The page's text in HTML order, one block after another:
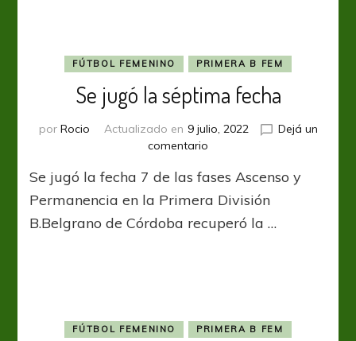
FÚTBOL FEMENINO PRIMERA B FEM
Se jugó la séptima fecha
por Rocio Actualizado en 9 julio, 2022
Dejá un
comentario
jugó
la
fecha
Se jugó la fecha 7 de las fases Ascenso y
Permanencia en la Primera División
B.Belgrano de Córdoba recuperó la …
FÚTBOL FEMENINO PRIMERA B FEM